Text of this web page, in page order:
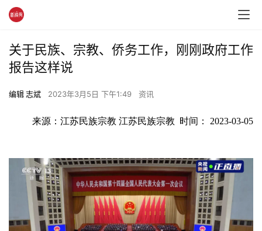
关于民族、宗教、侨务工作，刚刚政府工作
报告这样说
编辑 志斌 2023年3月5日 下午1:49 资讯
来源：江苏民族宗教 江苏民族宗教  时间： 2023-03-05